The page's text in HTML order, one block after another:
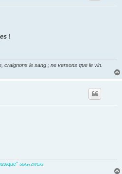
!
craignons le sang ; ne versons que le vin.
Stefan ZWEIG